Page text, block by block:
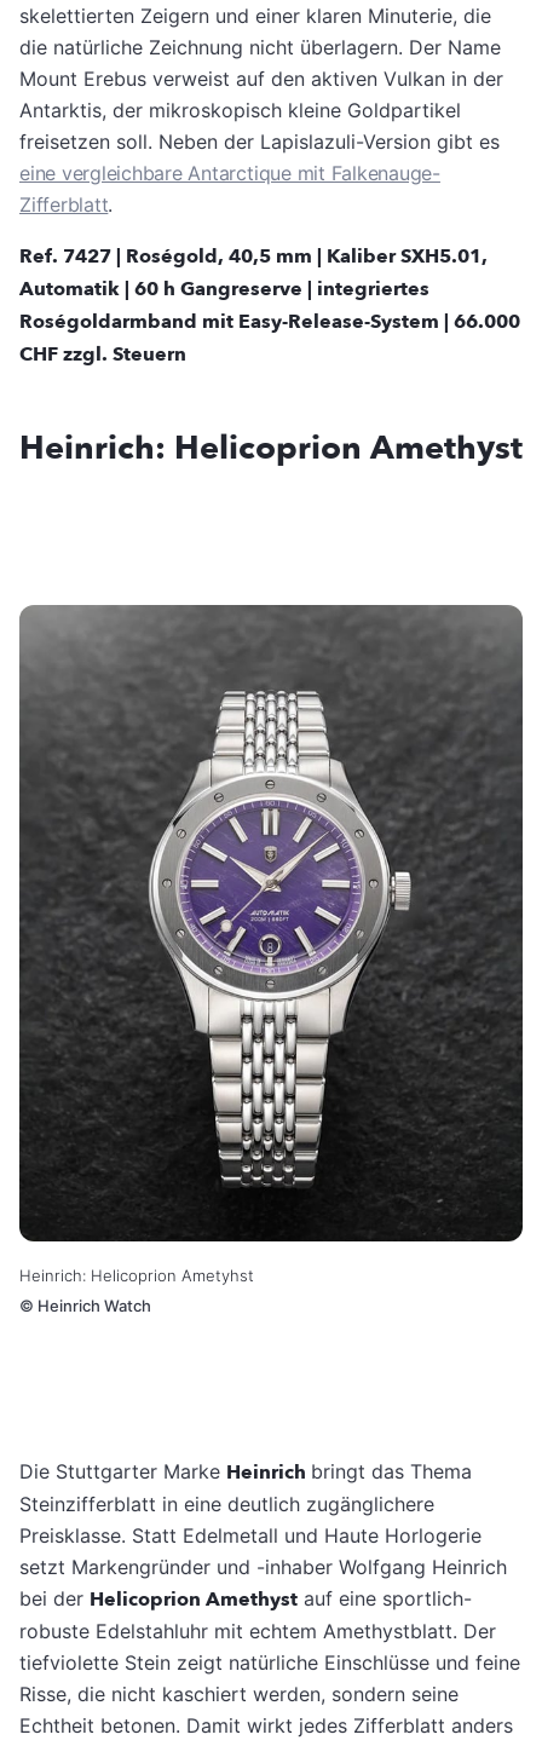
skelettierten Zeigern und einer klaren Minuterie, die
die natürliche Zeichnung nicht überlagern. Der Name
Mount Erebus verweist auf den aktiven Vulkan in der
Antarktis, der mikroskopisch kleine Goldpartikel
freisetzen soll. Neben der Lapislazuli-Version gibt es
eine vergleichbare Antarctique mit Falkenauge-
Zifferblatt.
Ref. 7427 | Roségold, 40,5 mm | Kaliber SXH5.01,
Automatik | 60 h Gangreserve | integriertes
Roségoldarmband mit Easy-Release-System | 66.000
CHF zzgl. Steuern
Heinrich: Helicoprion Amethyst
Heinrich: Helicoprion Ametyhst
© Heinrich Watch
Die Stuttgarter Marke Heinrich bringt das Thema
Steinzifferblatt in eine deutlich zugänglichere
Preisklasse. Statt Edelmetall und Haute Horlogerie
setzt Markengründer und -inhaber Wolfgang Heinrich
bei der Helicoprion Amethyst auf eine sportlich-
robuste Edelstahluhr mit echtem Amethystblatt. Der
tiefviolette Stein zeigt natürliche Einschlüsse und feine
Risse, die nicht kaschiert werden, sondern seine
Echtheit betonen. Damit wirkt jedes Zifferblatt anders